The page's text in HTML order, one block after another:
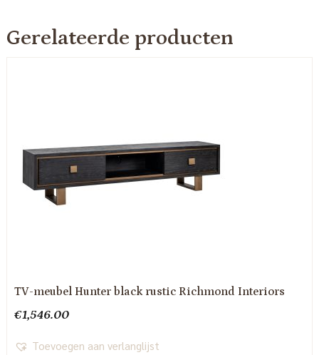
Gerelateerde producten
TV-meubel Hunter black rustic Richmond Interiors
€1,546.00
Toevoegen aan verlanglijst